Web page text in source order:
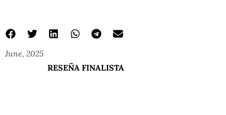
June, 2025
RESEÑA FINALISTA